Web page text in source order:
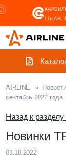
LUZAR,
Каталог
AIRLINE » Новости
сентябрь 2022 года
Назад к
Новинки
01.10.2022